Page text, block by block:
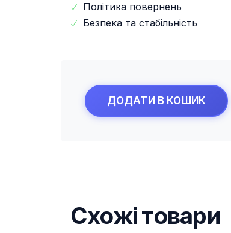
Політика повернень
Безпека та стабільність
ДОДАТИ В КОШИК
Схожі товари